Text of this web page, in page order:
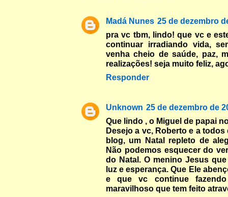
Madá Nunes 25 de dezembro
pra vc tbm, lindo! que vc e
continuar irradiando vida,
venha cheio de saúde, paz,
realizações! seja muito feliz,
Responder
Unknown 25 de dezembro de
Que lindo , o Miguel de papai
Desejo a vc, Roberto e a
blog, um Natal repleto de
Não podemos esquecer do
do Natal. O menino Jesus
luz e esperança. Que Ele
e que vc continue
maravilhoso que tem feito